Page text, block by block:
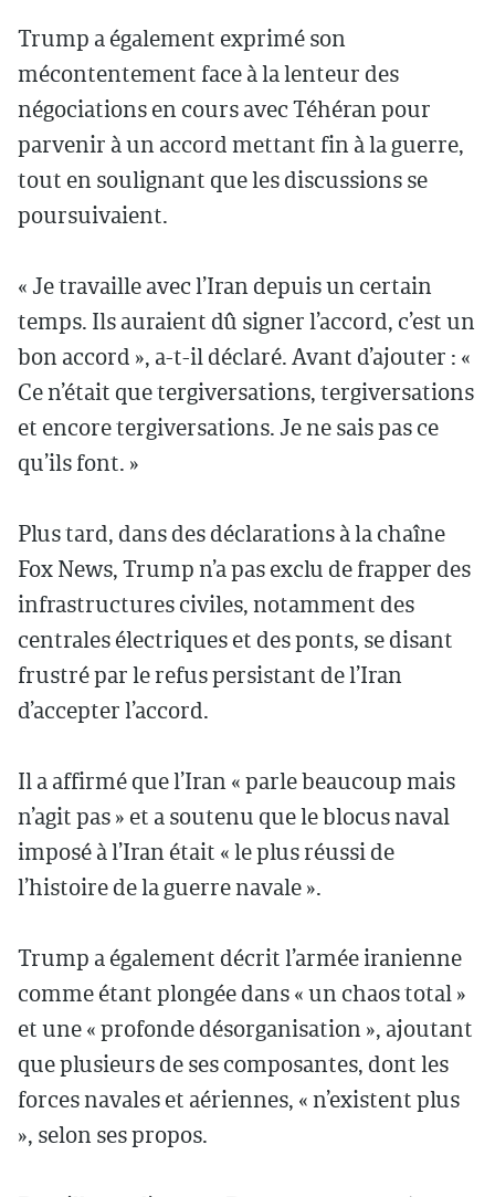
Trump a également exprimé son
mécontentement face à la lenteur des
négociations en cours avec Téhéran pour
parvenir à un accord mettant fin à la guerre,
tout en soulignant que les discussions se
poursuivaient.
« Je travaille avec l’Iran depuis un certain
temps. Ils auraient dû signer l’accord, c’est un
bon accord », a-t-il déclaré. Avant d’ajouter : «
Ce n’était que tergiversations, tergiversations
et encore tergiversations. Je ne sais pas ce
qu’ils font. »
Plus tard, dans des déclarations à la chaîne
Fox News, Trump n’a pas exclu de frapper des
infrastructures civiles, notamment des
centrales électriques et des ponts, se disant
frustré par le refus persistant de l’Iran
d’accepter l’accord.
Il a affirmé que l’Iran « parle beaucoup mais
n’agit pas » et a soutenu que le blocus naval
imposé à l’Iran était « le plus réussi de
l’histoire de la guerre navale ».
Trump a également décrit l’armée iranienne
comme étant plongée dans « un chaos total »
et une « profonde désorganisation », ajoutant
que plusieurs de ses composantes, dont les
forces navales et aériennes, « n’existent plus
», selon ses propos.